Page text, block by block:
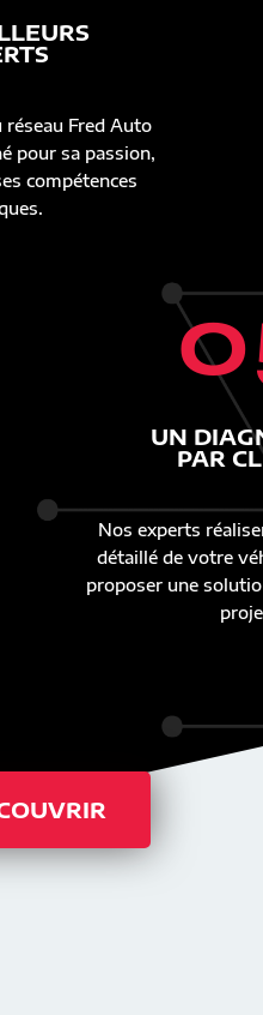
réseau Fred Auto
pour sa passion,
compétences
UN
PAR
Nos experts
détaillé de votre
proposer une